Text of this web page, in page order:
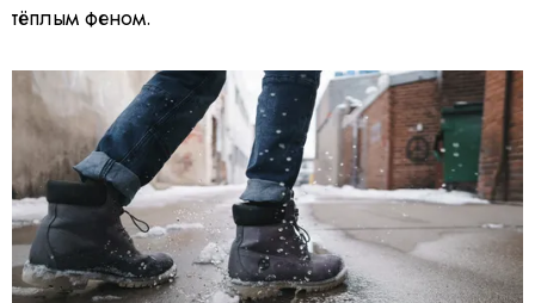
тёплым феном.